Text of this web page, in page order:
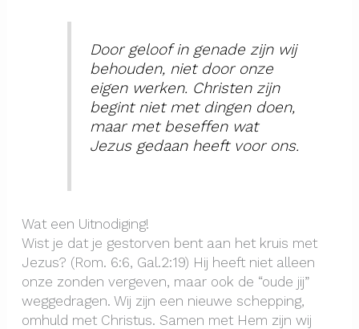
Door geloof in genade zijn wij
behouden, niet door onze
eigen werken. Christen zijn
begint niet met dingen doen,
maar met beseffen wat
Jezus gedaan heeft voor ons.
Wat een Uitnodiging!
Wist je dat je gestorven bent aan het kruis met
Jezus? (Rom. 6:6, Gal.2:19) Hij heeft niet alleen
onze zonden vergeven, maar ook de “oude jij”
weggedragen. Wij zijn een nieuwe schepping,
omhuld met Christus. Samen met Hem zijn wij